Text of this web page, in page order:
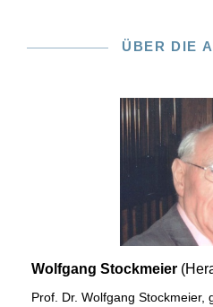
ÜBER DIE
Wolfgang Stockmeier
Prof. Dr. Wolfgang Stockmeier,